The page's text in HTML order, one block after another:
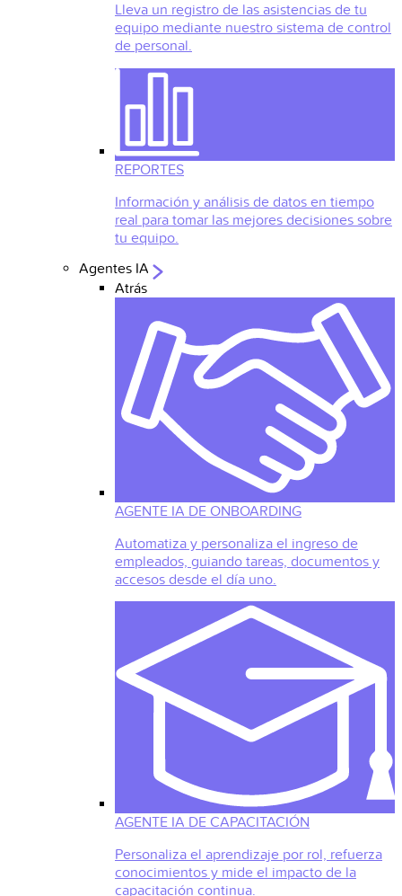
Lleva un registro de las asistencias de tu
equipo mediante nuestro sistema de control
de personal.
REPORTES
Información y análisis de datos en tiempo
real para tomar las mejores decisiones sobre
tu equipo.
Agentes IA
Atrás
AGENTE IA DE ONBOARDING
Automatiza y personaliza el ingreso de
empleados, guiando tareas, documentos y
accesos desde el día uno.
AGENTE IA DE CAPACITACIÓN
Personaliza el aprendizaje por rol, refuerza
conocimientos y mide el impacto de la
capacitación continua.